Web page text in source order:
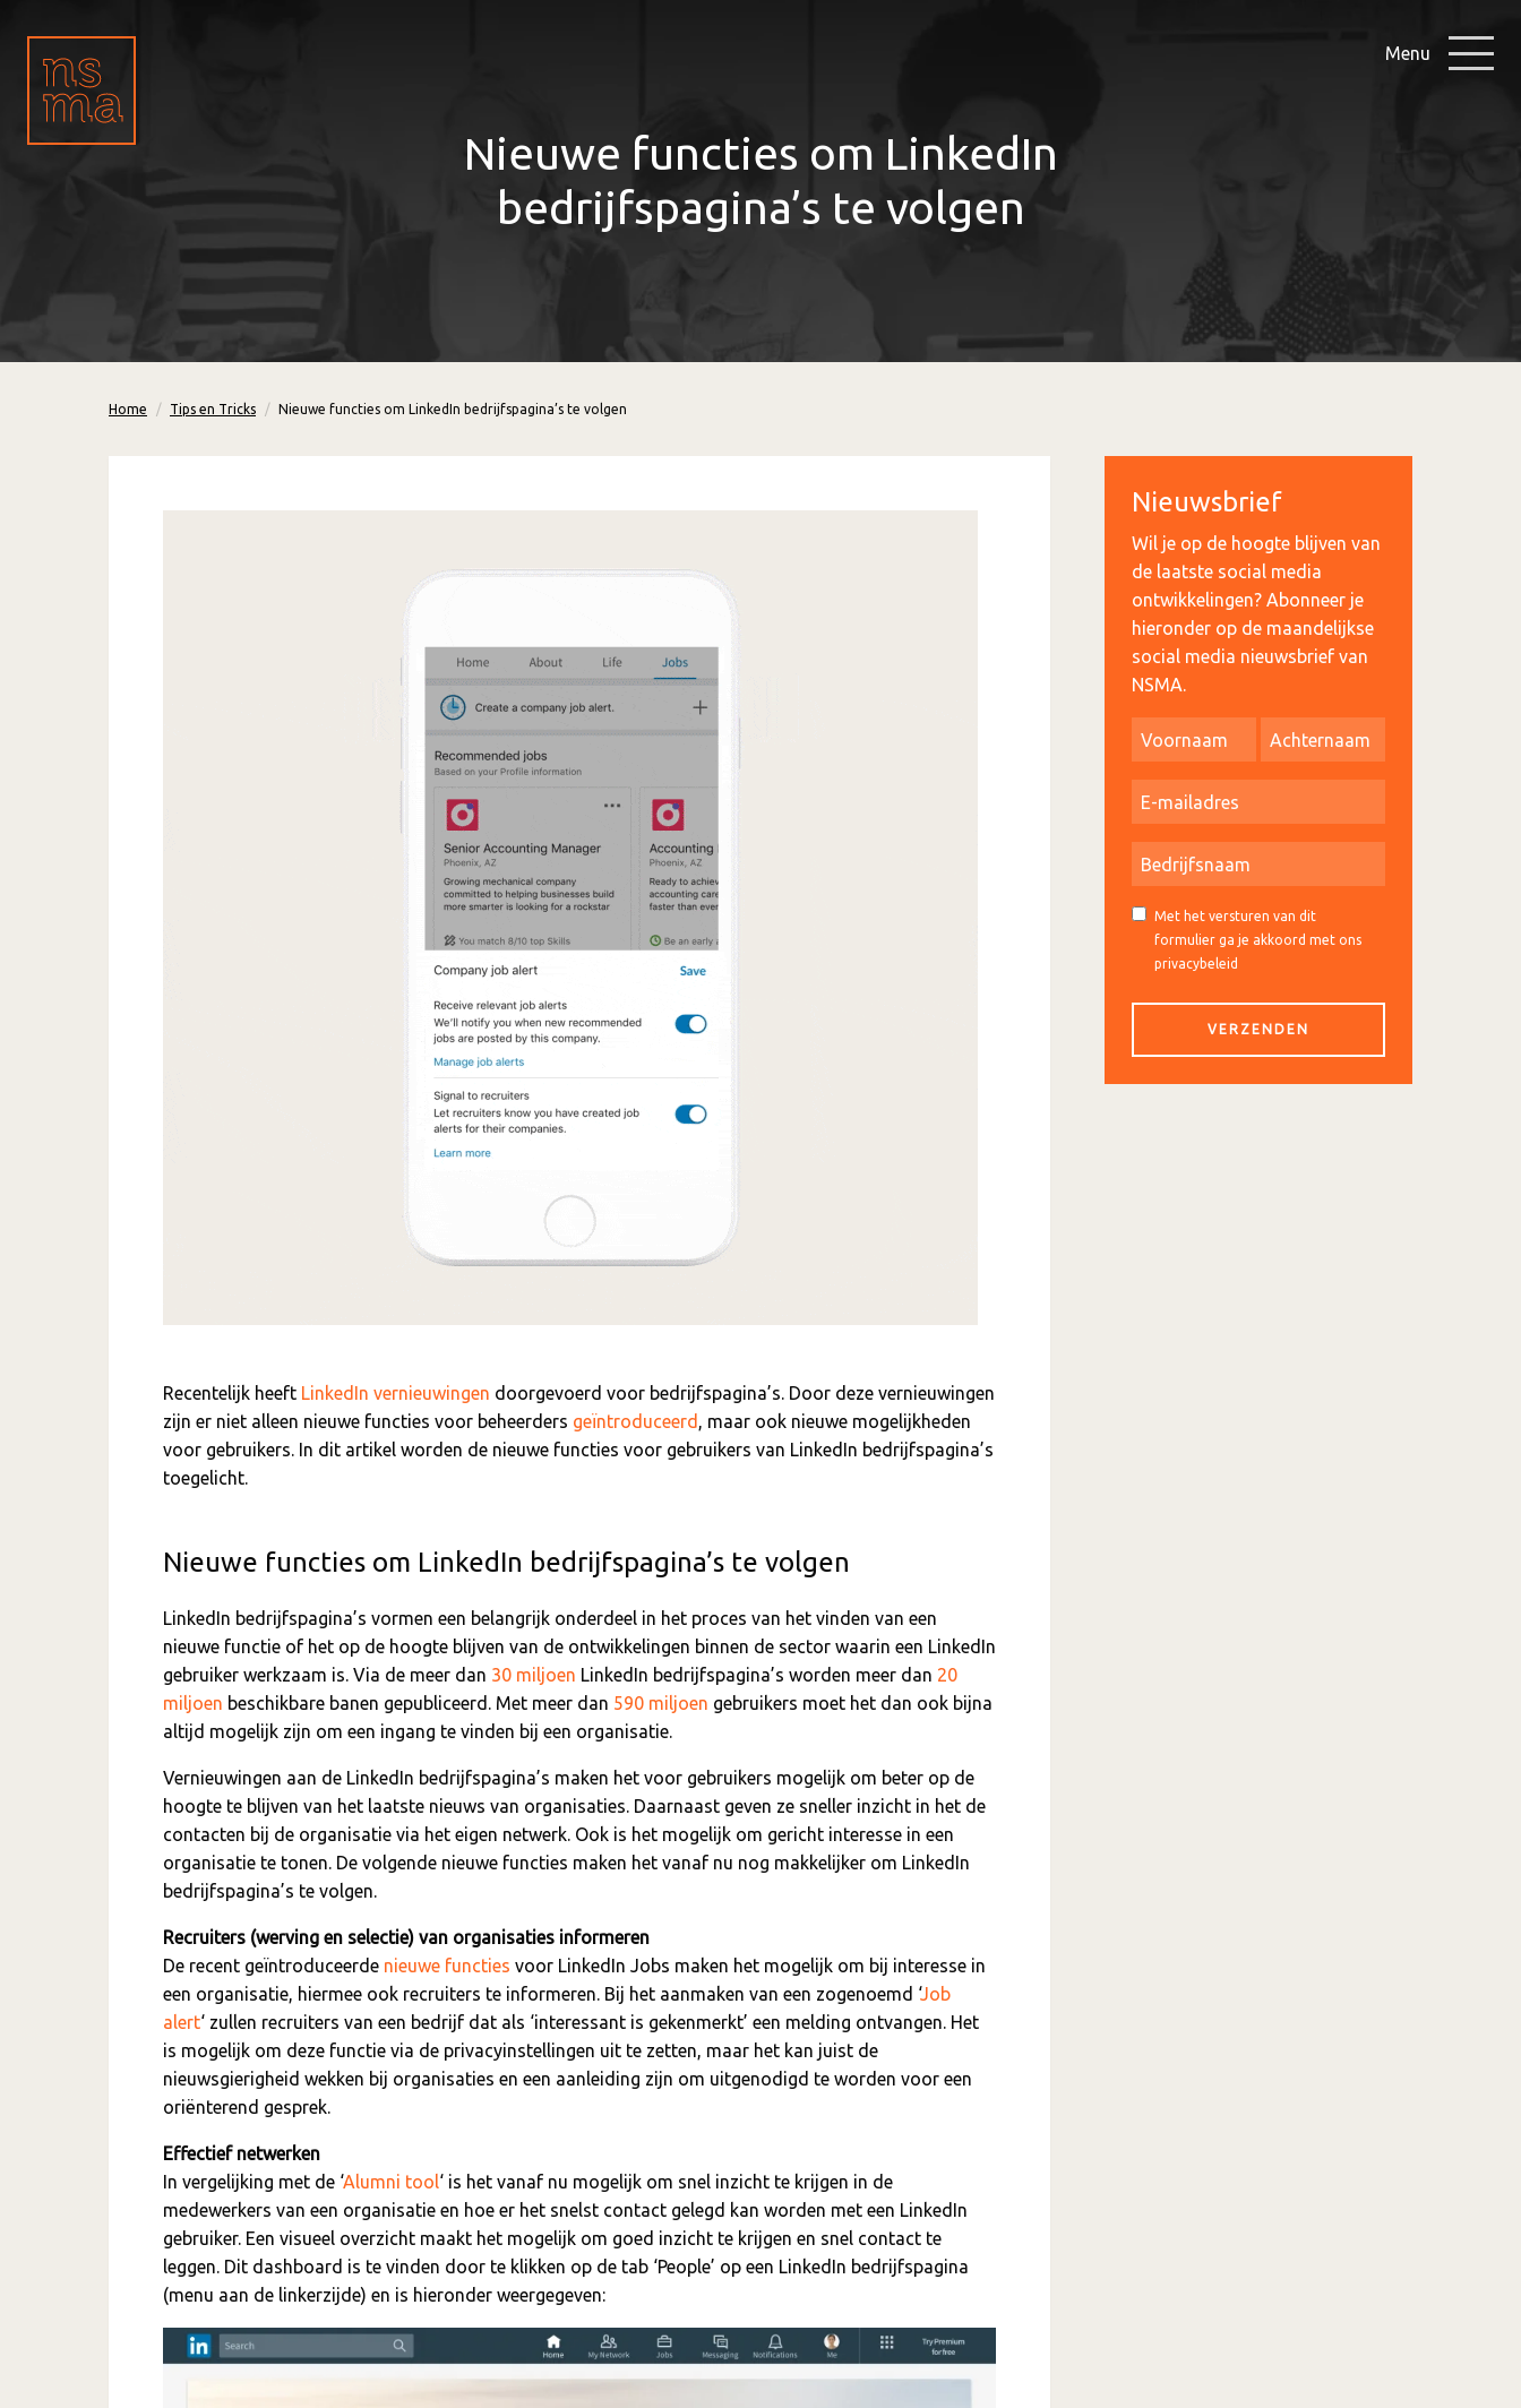
Menu
Nieuwe functies om LinkedIn
bedrijfspagina’s te volgen
Home Tips en Tricks Nieuwe functies om LinkedIn bedrijfspagina’s te volgen
Recentelijk heeft LinkedIn vernieuwingen doorgevoerd voor bedrijfspagina’s. Door deze vernieuwingen
zijn er niet alleen nieuwe functies voor beheerders geïntroduceerd , maar ook nieuwe mogelijkheden
voor gebruikers. In dit artikel worden de nieuwe functies voor gebruikers van LinkedIn bedrijfspagina’s
toegelicht.
Nieuwe functies om LinkedIn bedrijfspagina’s te volgen
LinkedIn bedrijfspagina’s vormen een belangrijk onderdeel in het proces van het vinden van een
nieuwe functie of het op de hoogte blijven van de ontwikkelingen binnen de sector waarin een LinkedIn
gebruiker werkzaam is. Via de meer dan 30 miljoen LinkedIn bedrijfspagina’s worden meer dan 20
miljoen beschikbare banen gepubliceerd. Met meer dan 590 miljoen gebruikers moet het dan ook bijna
altijd mogelijk zijn om een ingang te vinden bij een organisatie.
Vernieuwingen aan de LinkedIn bedrijfspagina’s maken het voor gebruikers mogelijk om beter op de
hoogte te blijven van het laatste nieuws van organisaties. Daarnaast geven ze sneller inzicht in het de
contacten bij de organisatie via het eigen netwerk. Ook is het mogelijk om gericht interesse in een
organisatie te tonen. De volgende nieuwe functies maken het vanaf nu nog makkelijker om LinkedIn
bedrijfspagina’s te volgen.
Recruiters (werving en selectie) van organisaties informeren
De recent geïntroduceerde nieuwe functies voor LinkedIn Jobs maken het mogelijk om bij interesse in
een organisatie, hiermee ook recruiters te informeren. Bij het aanmaken van een zogenoemd ‘Job
alert‘ zullen recruiters van een bedrijf dat als ‘interessant is gekenmerkt’ een melding ontvangen. Het
is mogelijk om deze functie via de privacyinstellingen uit te zetten, maar het kan juist de
nieuwsgierigheid wekken bij organisaties en een aanleiding zijn om uitgenodigd te worden voor een
oriënterend gesprek.
Effectief netwerken
In vergelijking met de ‘Alumni tool‘ is het vanaf nu mogelijk om snel inzicht te krijgen in de
medewerkers van een organisatie en hoe er het snelst contact gelegd kan worden met een LinkedIn
gebruiker. Een visueel overzicht maakt het mogelijk om goed inzicht te krijgen en snel contact te
leggen. Dit dashboard is te vinden door te klikken op de tab ‘People’ op een LinkedIn bedrijfspagina
(menu aan de linkerzijde) en is hieronder weergegeven:
Nieuwsbrief
Wil je op de hoogte blijven van
de laatste social media
ontwikkelingen? Abonneer je
hieronder op de maandelijkse
social media nieuwsbrief van
NSMA.
Met het versturen van dit
formulier ga je akkoord met ons
privacybeleid